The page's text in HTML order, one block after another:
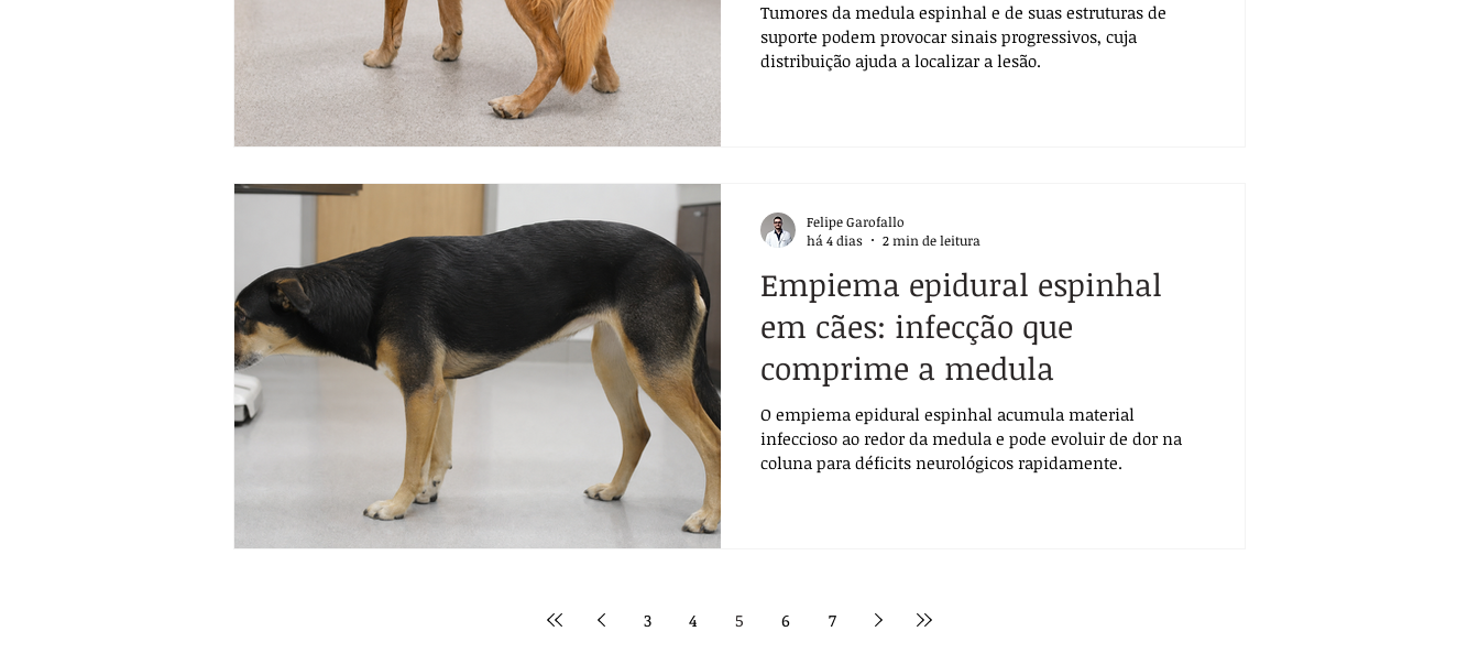
Tumores da medula espinhal e de suas estruturas de
suporte podem provocar sinais progressivos, cuja
distribuição ajuda a localizar a lesão.
Empiema epidural espinhal
em cães: infecção que
comprime a medula
O empiema epidural espinhal acumula material
infeccioso ao redor da medula e pode evoluir de dor na
coluna para déficits neurológicos rapidamente.
Felipe Garofallo
há 4 dias
2 min de leitura
3 4 5 6 7